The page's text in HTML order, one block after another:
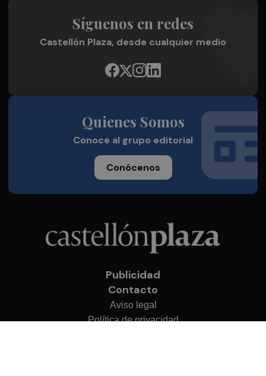
Síguenos en redes
Castellón Plaza, desde cualquier medio
Quienes Somos
Conoce al grupo editorial
Conócenos
Publicidad
Contacto
Aviso legal
Política de privacidad